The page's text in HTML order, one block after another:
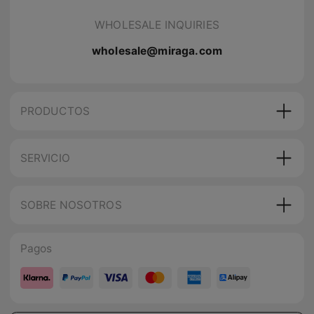
WHOLESALE INQUIRIES
wholesale@miraga.com
PRODUCTOS
SERVICIO
SOBRE NOSOTROS
Pagos